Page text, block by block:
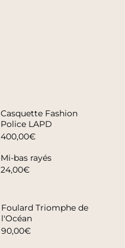
Casquette Fashion
Police LAPD
400,00€
Mi-bas rayés
24,00€
Foulard Triomphe de
l'Océan
90,00€